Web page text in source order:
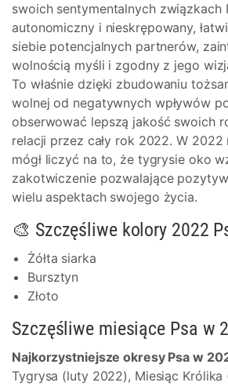
swoich sentymentalnych związkach
autonomiczny i nieskrępowany,
siebie potencjalnych partnerów,
wolnością myśli i zgodny z jego
To właśnie dzięki zbudowaniu
wolnej od negatywnych wpływów
obserwować lepszą jakość swoich
relacji przez cały rok 2022. W 2022
mógł liczyć na to, że tygrysie oko
zakotwiczenie pozwalające
wielu aspektach swojego życia.
🎨 Szczęśliwe kolory 2022
Żółta siarka
Bursztyn
Złoto
Szczęśliwe miesiące Psa w
Najkorzystniejsze okresy Psa w
Tygrysa (luty 2022), Miesiąc Królika